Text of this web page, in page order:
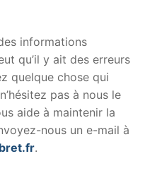
informations
qu’il y ait des erreurs
quelque chose qui
pas à nous le
aide à maintenir la
nous un e-mail à
.